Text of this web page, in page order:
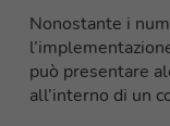
Nonostante i
può presentare
all’interno di un